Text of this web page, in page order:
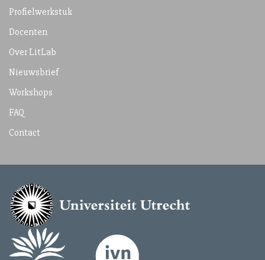
Profielwerkstuk
Docenten
Over LitLab
Nieuwsbrief
Workshops
FAQ
Contact